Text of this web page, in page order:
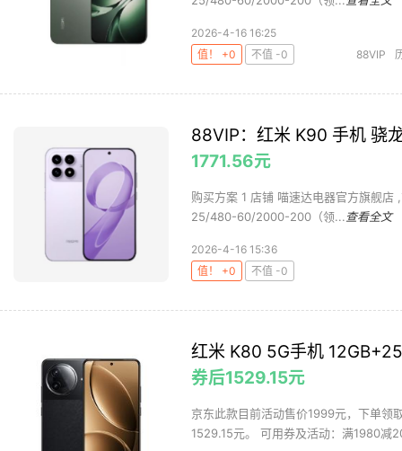
2026-4-16 16:25
值！ +0
不值 -0 88VIP
88VIP：红米 K90 手机 骁
1771.56元
购买方案 1 店铺 喵速达电器官方旗舰
25/480-60/2000-200（领... 查看全文
2026-4-16 15:36
值！ +0
不值 -0
红米 K80 5G手机
券后1529.15元
京东此款目前活动售价1999元，下单领
1529.15元。 可用券及活动：满1980减